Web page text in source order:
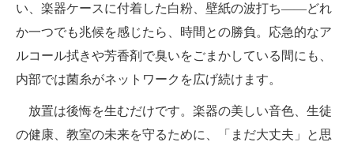
い、楽器ケースに付着した白粉、壁紙の波打ち――どれ
か一つでも兆候を感じたら、時間との勝負。応急的なア
ルコール拭きや芳香剤で臭いをごまかしている間にも、
内部では菌糸がネットワークを広げ続けます。
放置は後悔を生むだけです。楽器の美しい音色、生徒
の健康、教室の未来を守るために、「まだ大丈夫」と思